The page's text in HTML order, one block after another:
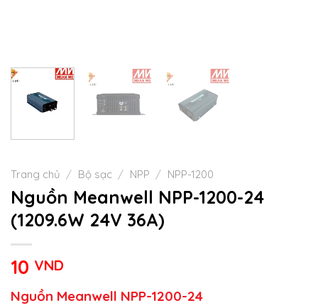
Trang chủ / Bộ sạc / NPP / NPP-1200
Nguồn Meanwell NPP-1200-24
(1209.6W 24V 36A)
10 VND
Nguồn Meanwell NPP-1200-24